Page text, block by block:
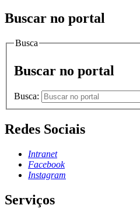
Buscar no portal
Busca
Buscar no portal
Busca:
Redes Sociais
Intranet
Facebook
Instagram
Serviços